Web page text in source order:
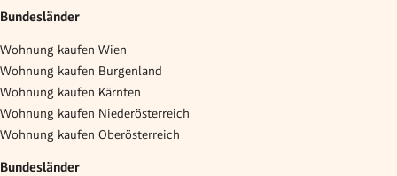
Bundesländer
Wohnung kaufen Wien
Wohnung kaufen Burgenland
Wohnung kaufen Kärnten
Wohnung kaufen Niederösterreich
Wohnung kaufen Oberösterreich
Bundesländer